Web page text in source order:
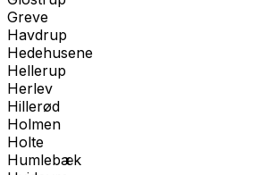
Greve
Havdrup
Hedehusene
Hellerup
Herlev
Hillerød
Holmen
Holte
Humlebæk